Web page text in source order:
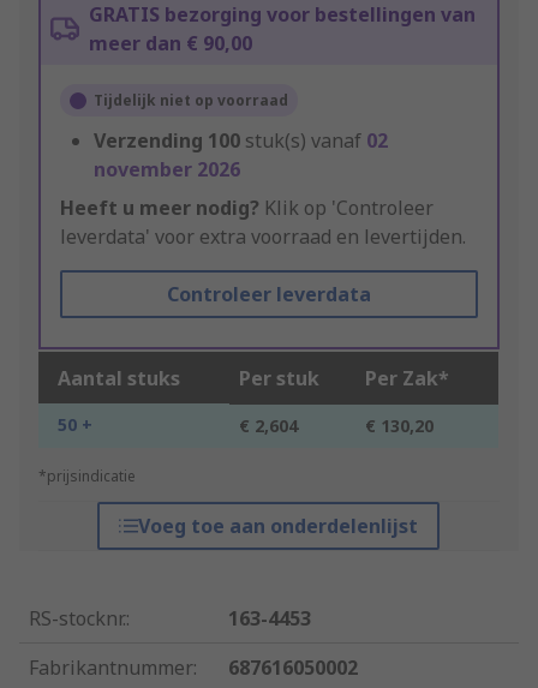
GRATIS bezorging voor bestellingen van
meer dan € 90,00
Tijdelijk niet op voorraad
Verzending 100 stuk(s) vanaf 02
november 2026
Heeft u meer nodig? Klik op 'Controleer
leverdata' voor extra voorraad en levertijden.
Controleer leverdata
Aantal stuks Per stuk Per Zak*
50 + € 2,604 € 130,20
*prijsindicatie
Voeg toe aan onderdelenlijst
RS-stocknr.:
163-4453
Fabrikantnummer:
687616050002